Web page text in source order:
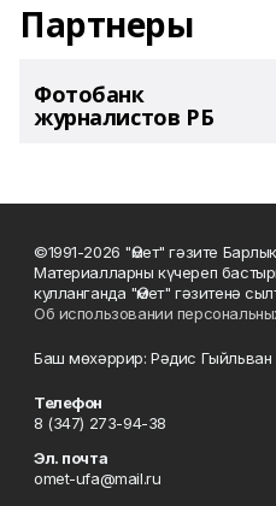
Партнеры
Фотобанк
журналистов РБ
©1991-2026 "Өмет" гәзите
Материалларны күчереп
кулланганда "Өмет" гәзитенә
Об использовании
Баш мөхәррир: Рәдис Гыйльван
Телефон
8 (347) 273-94-38
Эл. почта
omet-ufa@mail.ru